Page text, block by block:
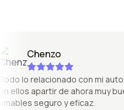
Chenzo
lo relacionado con mi auto lo
apartir de ahora muy buen
seguro y eficaz.